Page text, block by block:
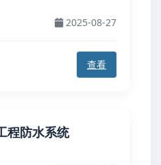
2025-08-27
查看
程防水系统